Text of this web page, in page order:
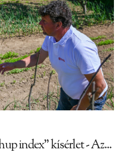
index” kísérlet - Az...